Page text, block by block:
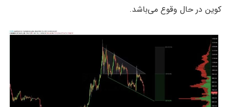
کوین در حال وقوع می‌باشد.